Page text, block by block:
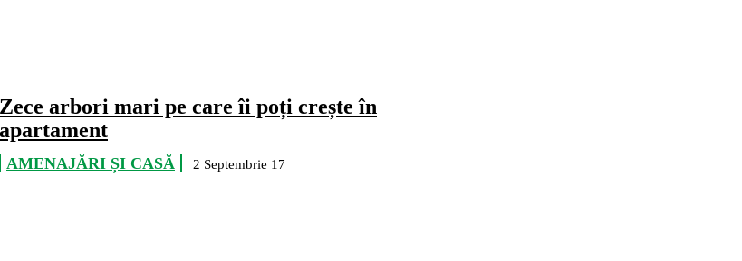
Zece arbori mari pe care îi poți crește în
apartament
AMENAJĂRI ȘI CASĂ 2 Septembrie 17